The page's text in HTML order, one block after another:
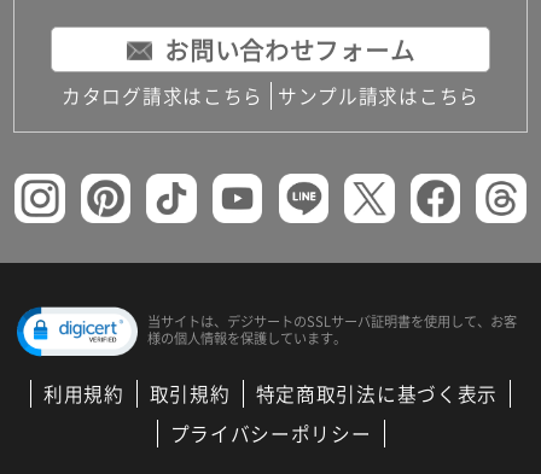
お問い合わせフォーム
カタログ請求はこちら サンプル請求はこちら
当サイトは、デジサートのSSLサーバ証明書を使用して、 お客
様の個人情報を保護しています。
利用規約 取引規約
特定商取引法に基づく表示
プライバシーポリシー